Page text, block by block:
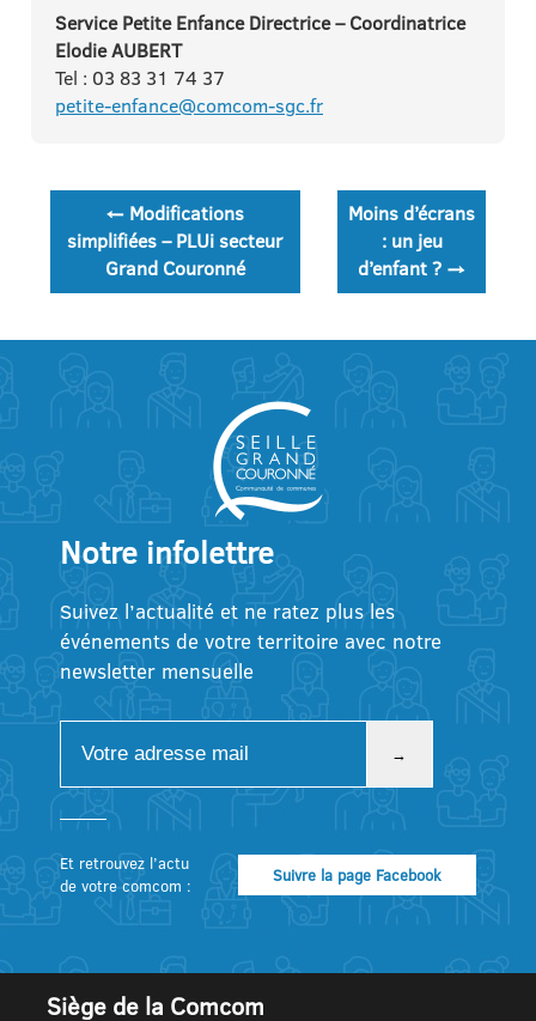
Service Petite Enfance Directrice – Coordinatrice
Elodie AUBERT
Tel : 03 83 31 74 37
petite-enfance@comcom-sgc.fr
Navigation
l’article
← Modifications
simplifiées – PLUi secteur
Grand Couronné
Moins d’écrans
: un jeu
d’enfant ? →
Notre infolettre
Suivez l’actualité et ne ratez plus les
événements de votre territoire avec notre
newsletter mensuelle
Et retrouvez l’actu
de votre comcom :
Suivre la page Facebook
Siège de la Comcom